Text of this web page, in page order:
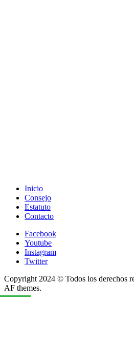
Inicio
Consejo
Estatuto
Contacto
Facebook
Youtube
Instagram
Twitter
Copyright 2024 © Todos los derechos
AF themes.